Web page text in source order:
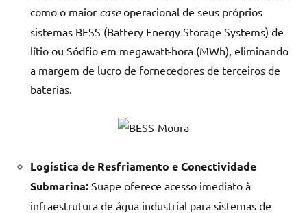
como o maior caseoperacional de seus próprios
sistemas BESS (Battery Energy Storage Systems) de
lítio ou Sódfio em megawatt-hora (MWh), eliminando
a margem de lucro de fornecedores de terceiros de
baterias.
Logística de Resfriamento e Conectividade
Submarina: Suape oferece acesso imediato à
infraestrutura de água industrial para sistemas de